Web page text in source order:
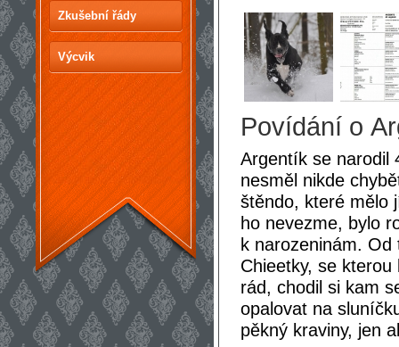
Zkušební řády
Výcvik
Povídání o
Argentík se narodil
nesměl nikde
štěndo, které mělo
ho nevezme, bylo
k narozeninám.
Chieetky, se
rád, chodil si kam
opalovat na
pěkný kraviny, jen